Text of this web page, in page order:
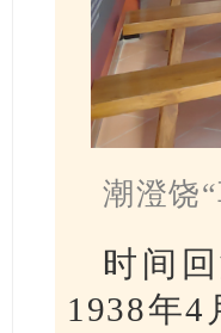
潮澄饶
时间
1938年